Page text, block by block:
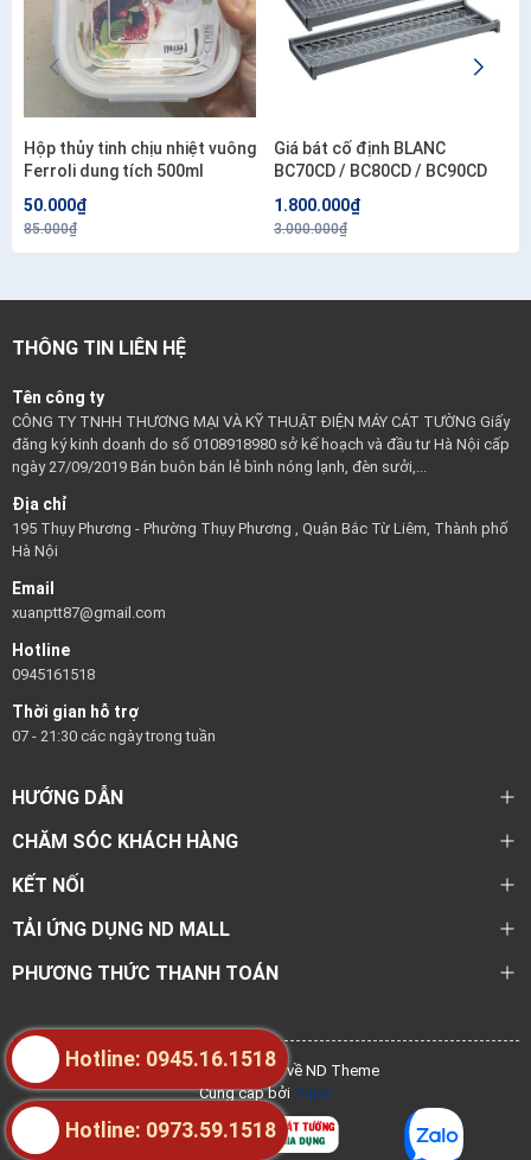
Hộp thủy tinh chịu nhiệt vuông
Ferroli dung tích 500ml
50.000₫
85.000₫
Giá bát cố định BLANC
BC70CD / BC80CD / BC90CD
1.800.000₫
3.000.000₫
THÔNG TIN LIÊN HỆ
Tên công ty
CÔNG TY TNHH THƯƠNG MẠI VÀ KỸ THUẬT ĐIỆN MÁY CÁT TƯỜNG Giấy
đăng ký kinh doanh do số 0108918980 sở kế hoạch và đầu tư Hà Nội cấp
ngày 27/09/2019 Bán buôn bán lẻ bình nóng lạnh, đèn sưởi,...
Địa chỉ
195 Thụy Phương - Phường Thụy Phương , Quận Bắc Từ Liêm, Thành phố
Hà Nội
Email
xuanptt87@gmail.com
Hotline
0945161518
Thời gian hỗ trợ
07 - 21:30 các ngày trong tuần
HƯỚNG DẪN
CHĂM SÓC KHÁCH HÀNG
KẾT NỐI
TẢI ỨNG DỤNG ND MALL
PHƯƠNG THỨC THANH TOÁN
@ Bản quyền thuộc về ND Theme
Cung cấp bởi Sapo
Hotline: 0973.59.1518
Hotline: 0945.16.1518